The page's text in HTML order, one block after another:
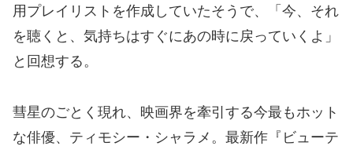
用プレイリストを作成していたそうで、「今、それ
を聴くと、気持ちはすぐにあの時に戻っていくよ」
と回想する。
彗星のごとく現れ、映画界を牽引する今最もホット
な俳優、ティモシー・シャラメ。最新作『ビューテ